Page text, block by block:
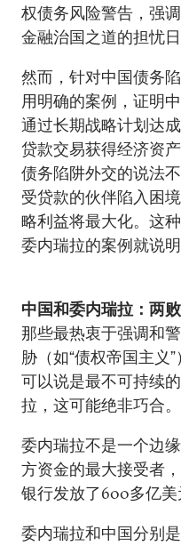
权债务风险警告，强
金融治国之道的担忧日
然而，针对中国债务
用明确的案例，证明
通过长期战略计划达
贷款交易获得经济资
债务陷阱外交的说法
受贷款的伙伴陷入困
略利益将最大化。这
委内瑞拉的案例就说明
中国和委内瑞拉：两
那些最热衷于强调和
胁（如“债权帝国主义
可以说是最不可持续
拉，这可能绝非巧合。
委内瑞拉不是一个边
方资金的最大接受者
银行发放了600多亿美
委内瑞拉和中国分别